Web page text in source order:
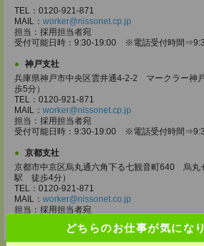
どちらのお仕事が気にな
TEL：0120-921-871
MAIL： worker@nissonet.cp.jp
担当：採用担当者宛
受付可能日時：9:30-19:00 ※電話受付時間
神戸支社
兵庫県神戸市中央区雲井通4-2-2 マークラー神
歩5分）
TEL：0120-921-871
MAIL： worker@nissonet.cp.jp
担当：採用担当者宛
受付可能日時：9:30-19:00 ※電話受付時間
京都支社
京都市中京区烏丸通六角下る七観音町640 烏丸
駅 徒歩4分）
TEL：0120-921-871
MAIL： worker@nissonet.co.jp
担当：採用担当者宛
受付可能日時：9:30-19:00 ※電話受付時間